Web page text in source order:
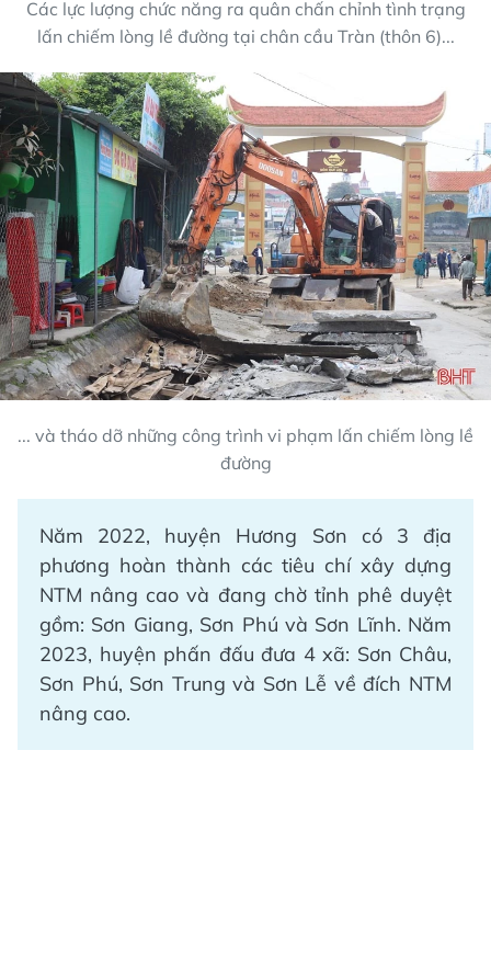
Các lực lượng chức năng ra quân chấn chỉnh tình trạng
lấn chiếm lòng lề đường tại chân cầu Tràn (thôn 6)...
... và tháo dỡ những công trình vi phạm lấn chiếm lòng lề
đường
Năm 2022, huyện Hương Sơn có 3 địa
phương hoàn thành các tiêu chí xây dựng
NTM nâng cao và đang chờ tỉnh phê duyệt
gồm: Sơn Giang, Sơn Phú và Sơn Lĩnh. Năm
2023, huyện phấn đấu đưa 4 xã: Sơn Châu,
Sơn Phú, Sơn Trung và Sơn Lễ về đích NTM
nâng cao.